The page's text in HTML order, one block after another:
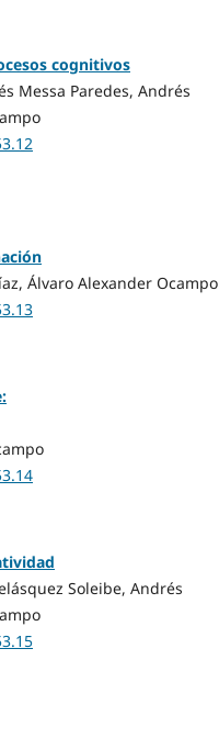
cognitivos
Messa Paredes, Andrés
Álvaro Alexander Ocampo
Soleibe, Andrés